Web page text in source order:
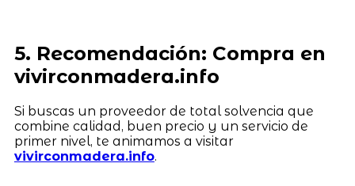
5. Recomendación: Compra en
vivirconmadera.info
Si buscas un proveedor de total solvencia que
combine calidad, buen precio y un servicio de
primer nivel, te animamos a visitar
vivirconmadera.info.